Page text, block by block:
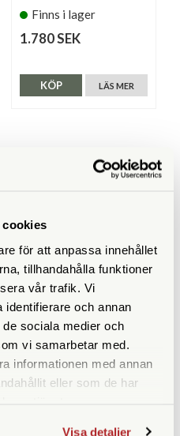
cookies
för att anpassa innehållet
tillhandahålla funktioner
vår trafik. Vi
identifierare och annan
sociala medier och
vi samarbetar med.
informationen med annan
eller som de har
Visa detaljer
Finns i lager
1.780 SEK
LÄS MER
KÖP
Adox Scala Kit for B/W Slide